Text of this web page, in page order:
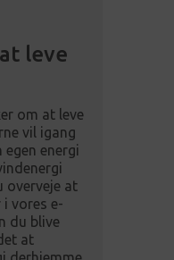
leve
om at leve
vil igang
energi
overveje at
i vores e-
du blive
at